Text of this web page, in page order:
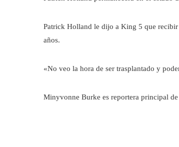
Patrick Holland le dijo a King 5 que
años.
«No veo la hora de ser trasplantado y
Minyvonne Burke es reportera principal